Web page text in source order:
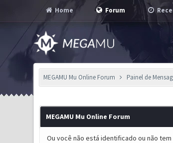
Home Forum
MEGAMU Mu Online Forum Painel de
MEGAMU Mu Online Forum
Ou você não está identificado ou não